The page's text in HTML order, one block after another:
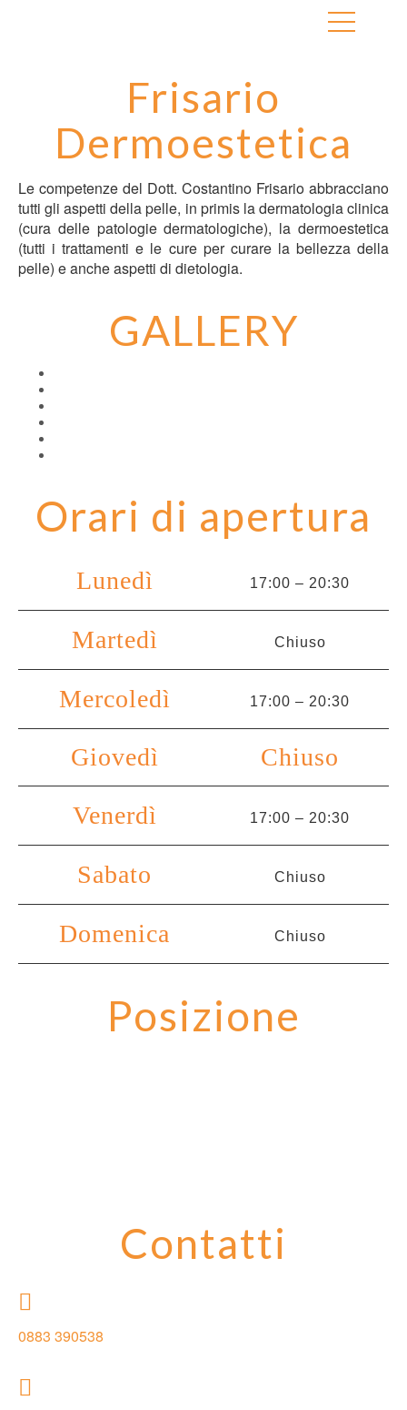
Frisario
Dermoestetica
Le competenze del Dott. Costantino Frisario abbracciano
tutti gli aspetti della pelle, in primis la dermatologia clinica
(cura delle patologie dermatologiche), la dermoestetica
(tutti i trattamenti e le cure per curare la bellezza della
pelle) e anche aspetti di dietologia.
GALLERY
Orari di apertura
Lunedì 17:00 – 20:30
Martedì Chiuso
Mercoledì 17:00 – 20:30
Giovedì Chiuso
Venerdì 17:00 – 20:30
Sabato Chiuso
Domenica Chiuso
Posizione
Contatti
0883 390538